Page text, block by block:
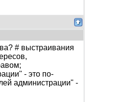
# выстраивания
- это по-
администрации" -